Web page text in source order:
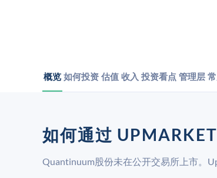
概览 如何投资 估值 收入 投资看点 管理层
如何通过
Quantinuum股份未在公开交易所上市。